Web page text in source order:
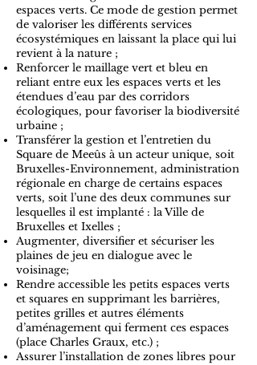
espaces verts. Ce mode de gestion permet
de valoriser les différents services
écosystémiques en laissant la place qui lui
revient à la nature ;
Renforcer le maillage vert et bleu en
reliant entre eux les espaces verts et les
étendues d’eau par des corridors
écologiques, pour favoriser la biodiversité
urbaine ;
Transférer la gestion et l’entretien du
Square de Meeûs à un acteur unique, soit
Bruxelles-Environnement, administration
régionale en charge de certains espaces
verts, soit l’une des deux communes sur
lesquelles il est implanté : la Ville de
Bruxelles et Ixelles ;
Augmenter, diversifier et sécuriser les
plaines de jeu en dialogue avec le
voisinage;
Rendre accessible les petits espaces verts
et squares en supprimant les barrières,
petites grilles et autres éléments
d’aménagement qui ferment ces espaces
(place Charles Graux, etc.) ;
Assurer l’installation de zones libres pour